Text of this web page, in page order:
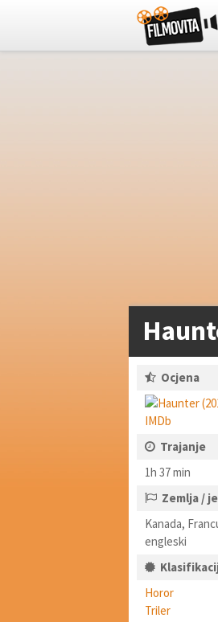
Ocjena
Trajanje
1h 37 min
Zemlja /
Kanada,
engleski
Horor
Triler